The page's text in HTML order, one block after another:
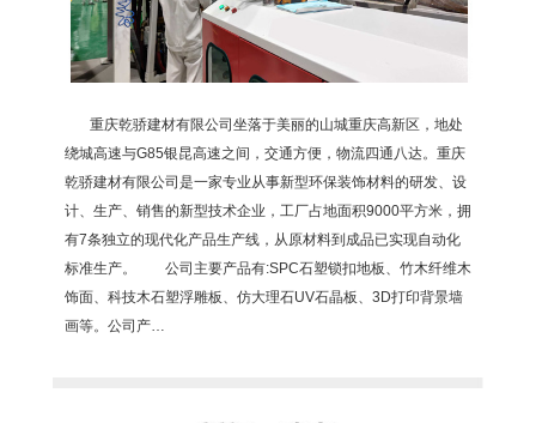
重庆乾骄建材有限公司坐落于美丽的山城重庆高新区，地处
绕城高速与G85银昆高速之间，交通方便，物流四通八达。重庆
乾骄建材有限公司是一家专业从事新型环保装饰材料的研发、设
计、生产、销售的新型技术企业，工厂占地面积9000平方米，拥
有7条独立的现代化产品生产线，从原材料到成品已实现自动化
标准生产。 公司主要产品有:SPC石塑锁扣地板、竹木纤维木
饰面、科技木石塑浮雕板、仿大理石UV石晶板、3D打印背景墙
画等。公司产…